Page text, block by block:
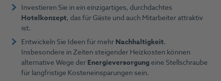
Investieren Sie in ein einzigartiges, durchdachtes
Hotelkonzept, das für Gäste und auch Mitarbeiter attraktiv
ist.
Entwickeln Sie Ideen für mehrNachhaltigkeit.
Insbesondere in Zeiten steigender Heizkosten können
alternative Wege derEnergieversorgungeine Stellschraube
für langfristige Kosteneinsparungen sein.